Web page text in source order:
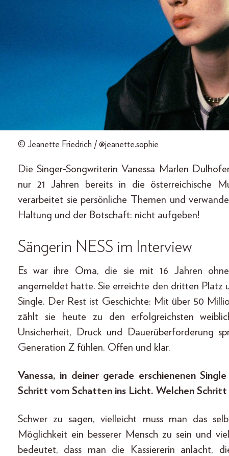
© Jeanette Friedrich / @jeanette.sophie
Die Singer-Songwriterin Vanessa Marlen
nur 21 Jahren bereits in die österreichische
verarbeitet sie persönliche Themen und
Haltung und der Botschaft: nicht aufgeben!
Sängerin NESS im Interview
Es war ihre Oma, die sie mit 16 Jahren
angemeldet hatte. Sie erreichte den dritten Platz
Single. Der Rest ist Geschichte: Mit über 50
zählt sie heute zu den erfolgreichsten
Unsicherheit, Druck und Dauerüberforderung
Generation Z fühlen. Offen und klar.
Vanessa, in deiner gerade erschienenen
Schritt vom Schatten ins Licht. Welchen Schritt
Schwer zu sagen, vielleicht muss man das
Möglichkeit ein besserer Mensch zu sein und
bedeutet, dass man die Kassiererin anlacht,